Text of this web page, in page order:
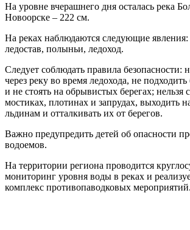
На уровне вчерашнего дня осталась река
Новоорске – 222 см.
На реках наблюдаются следующие явления:
ледостав, полыньи, ледоход.
Следует соблюдать правила безопасности:
через реку во время ледохода, не
и не стоять на обрывистых берегах; нельзя
мостиках, плотинах и запрудах, выходить
льдинам и отталкивать их от берегов.
Важно предупредить детей об опасности
водоемов.
На территории региона проводится
мониторинг уровня воды в реках и
комплекс противопаводковых мероприятий.